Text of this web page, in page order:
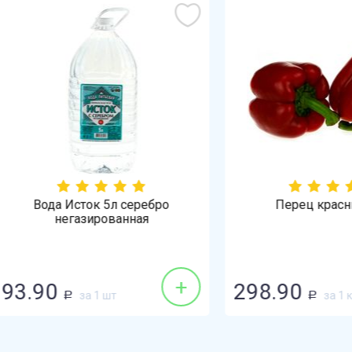
Вода Исток 5л серебро
негазированная
Р за 1 шт
Перец красный 1кг
298.90 Р за 1 кг